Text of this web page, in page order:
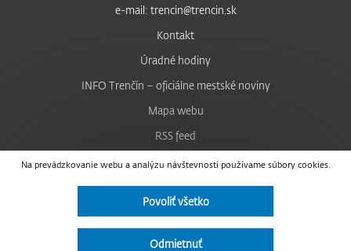
Na prevádzkovanie webu a analýzu návštevnosti používame súbory cookies.
Povoliť všetko
Odmietnuť
e-mail: trencin@trencin.sk
Kontakt
Úradné hodiny
INFO Trenčín – oficiálne mestské noviny
Mapa webu
RSS feed
Nastavenie cookies
Facebook
Instagram